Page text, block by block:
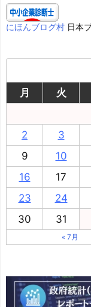
にほんブログ村 日本
月
火
2
3
9
10
16
17
23
24
30
31
« 7月